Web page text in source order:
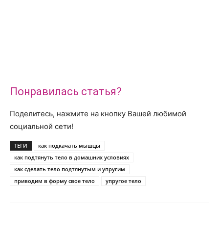
Понравилась статья?
Поделитесь, нажмите на кнопку Вашей любимой
социальной сети!
ТЕГИ
как подкачать мышцы
как подтянуть тело в домашних условиях
как сделать тело подтянутым и упругим
приводим в форму свое тело
упругое тело